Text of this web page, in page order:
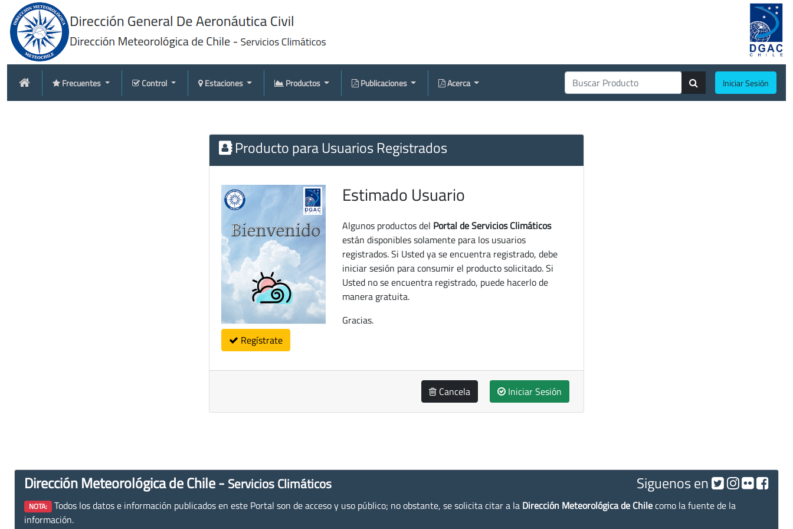
Frecuentes Control Estaciones Productos Publicaciones Acerca Iniciar Sesión
Producto para Usuarios Registrados
Regístrate
Estimado Usuario
Algunos productos del Portal de Servicios Climáticos
están disponibles solamente para los usuarios
registrados. Si Usted ya se encuentra registrado, debe
iniciar sesión para consumir el producto solicitado. Si
Usted no se encuentra registrado, puede hacerlo de
manera gratuita.
Gracias.
Cancela Iniciar Sesión
Dirección Meteorológica de Chile - Servicios Climáticos Siguenos en
NOTA: Todos los datos e información publicados en este Portal son de acceso y uso público; no obstante, se solicita citar a la Dirección Meteorológica de Chilecomo la fuente de la
información.